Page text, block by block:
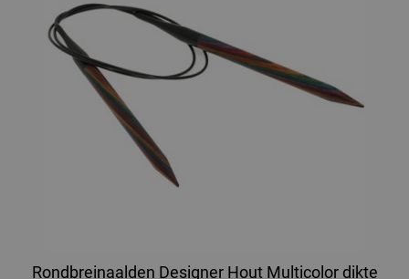
Rondbreinaalden Designer Hout Multicolor dikte